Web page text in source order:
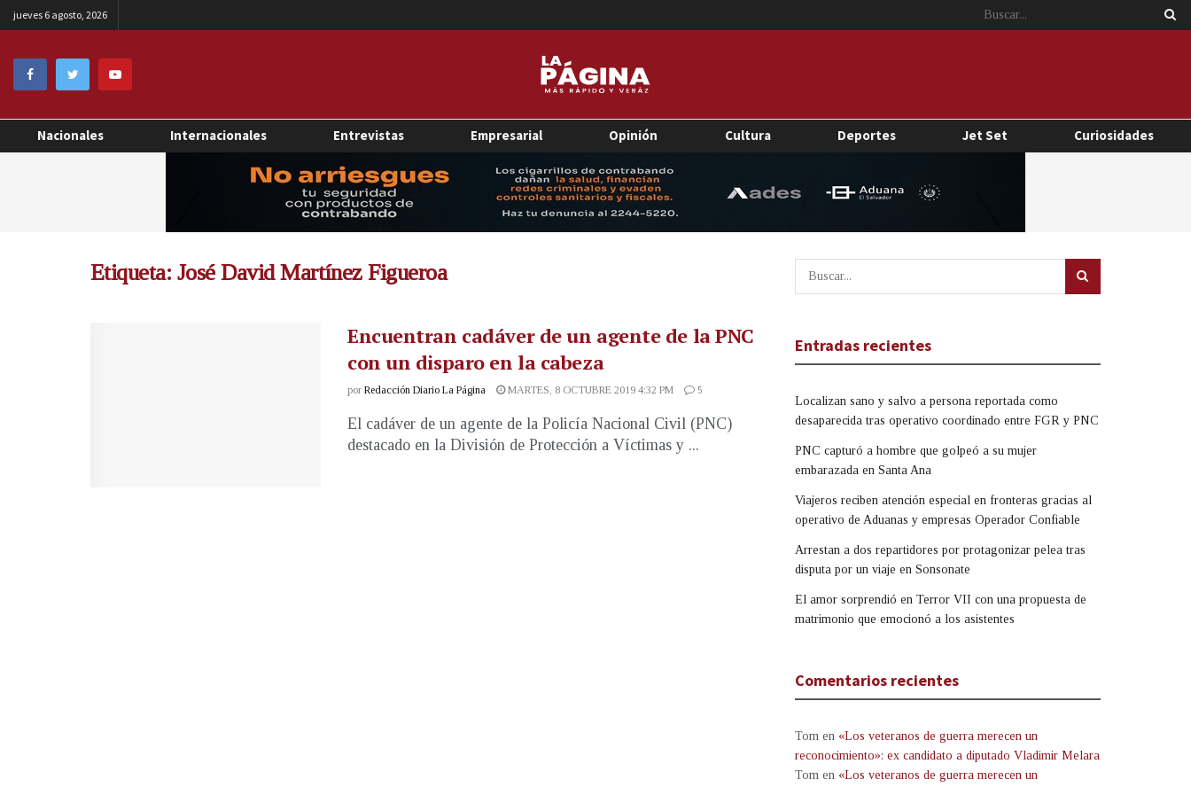
jueves 6 agosto, 2026
Nacionales Internacionales Entrevistas Empresarial Opinión Cultura Deportes Jet Set Curiosidades
Etiqueta: José David Martínez Figueroa
Encuentran cadáver de un agente de la PNC
con un disparo en la cabeza
por Redacción Diario La Página MARTES, 8 OCTUBRE 2019 4:32 PM 5
El cadáver de un agente de la Policía Nacional Civil (PNC)
destacado en la División de Protección a Víctimas y ...
Entradas recientes
Localizan sano y salvo a persona reportada como
desaparecida tras operativo coordinado entre FGR y PNC
PNC capturó a hombre que golpeó a su mujer
embarazada en Santa Ana
Viajeros reciben atención especial en fronteras gracias al
operativo de Aduanas y empresas Operador Confiable
Arrestan a dos repartidores por protagonizar pelea tras
disputa por un viaje en Sonsonate
El amor sorprendió en Terror VII con una propuesta de
matrimonio que emocionó a los asistentes
Comentarios recientes
Tom en «Los veteranos de guerra merecen un
reconocimiento»: ex candidato a diputado Vladimir Melara
Tom en «Los veteranos de guerra merecen un